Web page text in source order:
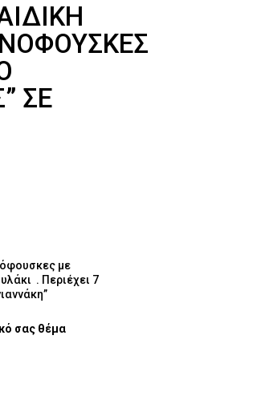
ΣΕ
με
. Περιέχει 7
σας θέμα